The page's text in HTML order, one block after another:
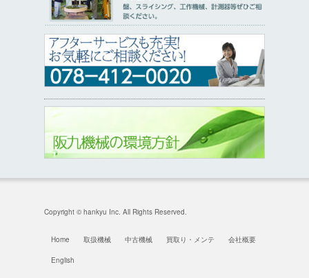
Copyright © hankyu Inc. All Rights Reserved.
Home 取扱機械 中古機械 買取り・メンテ 会社概要
English